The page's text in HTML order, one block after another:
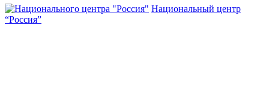
Национальный центр
“Россия”